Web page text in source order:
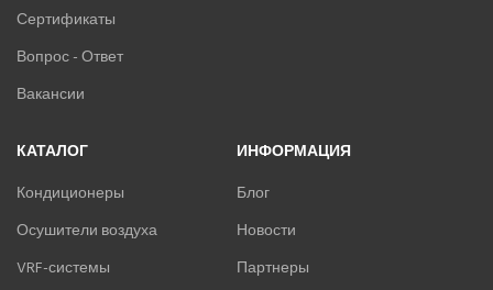
Сертификаты
Вопрос - Ответ
Вакансии
КАТАЛОГ
Кондиционеры
Осушители воздуха
VRF-системы
ИНФОРМАЦИЯ
Блог
Новости
Партнеры